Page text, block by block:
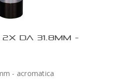
2X DA 31.8MM -
- acromatica